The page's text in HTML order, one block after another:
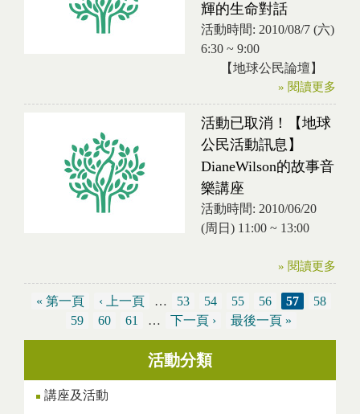
輝的生命對話
活動時間: 2010/08/7 (六)
6:30 ~ 9:00
【地球公民論壇】
» 閱讀更多
活動已取消！【地球
公民活動訊息】
DianeWilson的故事音
樂講座
活動時間: 2010/06/20
(周日) 11:00 ~ 13:00
» 閱讀更多
頁面
« 第一頁 ‹ 上一頁 … 53 54 55 56 57
58
59
60 61 … 下一頁 › 最後一頁 »
活動分類
講座及活動